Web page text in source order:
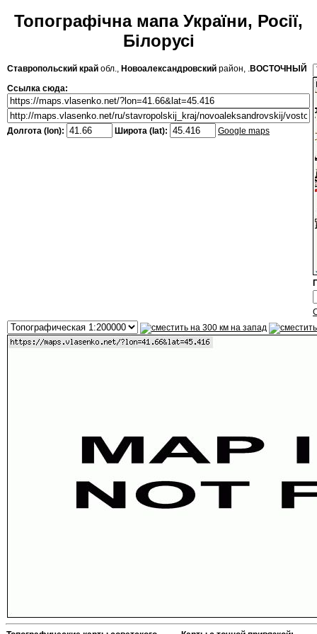
Топографічна мапа України, Росії,
Білорусі
Ставропольский край обл., Новоалександровский район, .ВОСТОЧНЫЙ
Ссылка сюда:
Долгота (lon): Широта (lat): Google maps